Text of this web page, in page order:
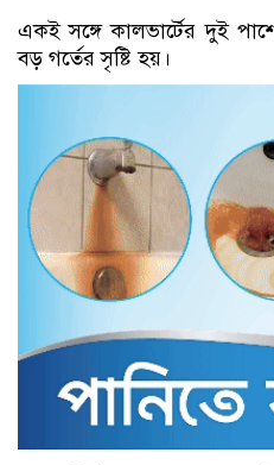
একই সঙ্গে কালভার্টের দুই
বড় গর্তের সৃষ্টি হয়।